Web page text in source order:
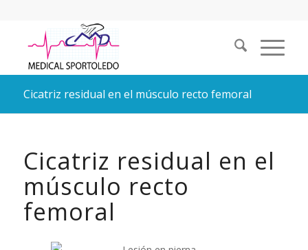
Cicatriz residual en el músculo recto femoral
Cicatriz residual en el
músculo recto
femoral